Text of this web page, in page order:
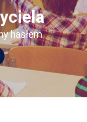
hasłem